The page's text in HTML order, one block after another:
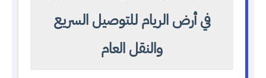
في أرض الريام للتوصيل السريع
والنقل العام